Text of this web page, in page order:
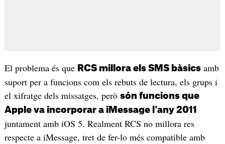
El problema és que RCS millora els SMS bàsicsamb
suport per a funcions com els rebuts de lectura, els grups i
el xifratge dels missatges, però són funcions que
Apple va incorporar a iMessage l'any 2011
juntament amb iOS 5. Realment RCS no millora res
respecte a iMessage, tret de fer-lo més compatible amb